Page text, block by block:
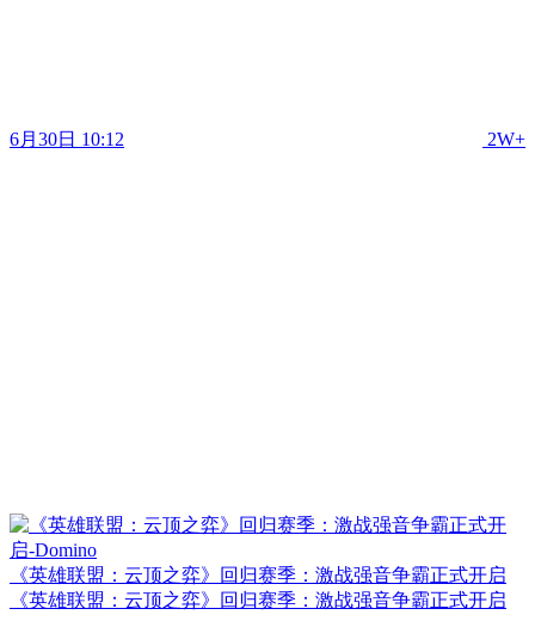
6月30日 10:12 2W+
《英雄联盟：云顶之弈》回归赛季：激战强音争霸正式开启
《英雄联盟：云顶之弈》回归赛季：激战强音争霸正式开启